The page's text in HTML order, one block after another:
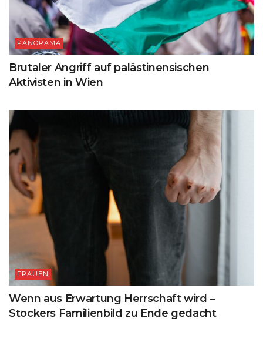
PANORAMA
Brutaler Angriff auf palästinensischen
Aktivisten in Wien
FRAUEN
Wenn aus Erwartung Herrschaft wird –
Stockers Familienbild zu Ende gedacht